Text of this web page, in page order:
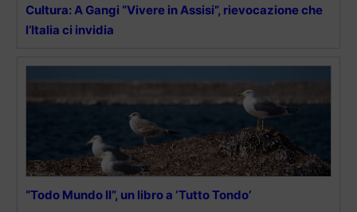
Cultura: A Gangi “Vivere in Assisi”, rievocazione che
l’Italia ci invidia
“Todo Mundo II”, un libro a ‘Tutto Tondo’